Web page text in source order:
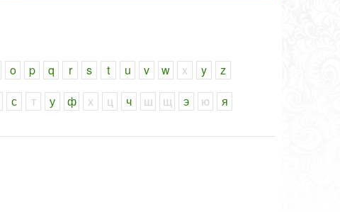
o p q r s t u v w x y
z
с т у ф х ц ч ш щ э ю я